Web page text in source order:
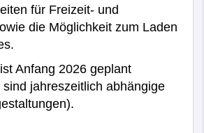
für Freizeit- und
die Möglichkeit zum Laden
Anfang 2026 geplant
jahreszeitlich abhängige